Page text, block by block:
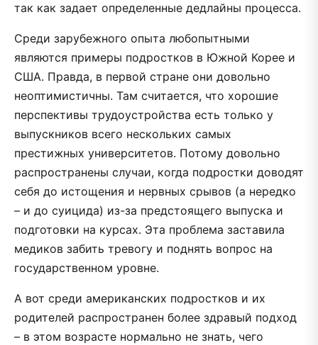
так как задает определенные дедлайны процесса.
Среди зарубежного опыта любопытными
являются примеры подростков в Южной Корее и
США. Правда, в первой стране они довольно
неоптимистичны. Там считается, что хорошие
перспективы трудоустройства есть только у
выпускников всего нескольких самых
престижных университетов. Потому довольно
распространены случаи, когда подростки доводят
себя до истощения и нервных срывов (а нередко
– и до суицида) из-за предстоящего выпуска и
подготовки на курсах. Эта проблема заставила
медиков забить тревогу и поднять вопрос на
государственном уровне.
А вот среди американских подростков и их
родителей распространен более здравый подход
– в этом возрасте нормально не знать, чего